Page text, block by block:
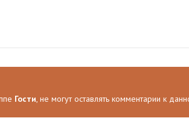
Гости, не могут оставлять комментарии к